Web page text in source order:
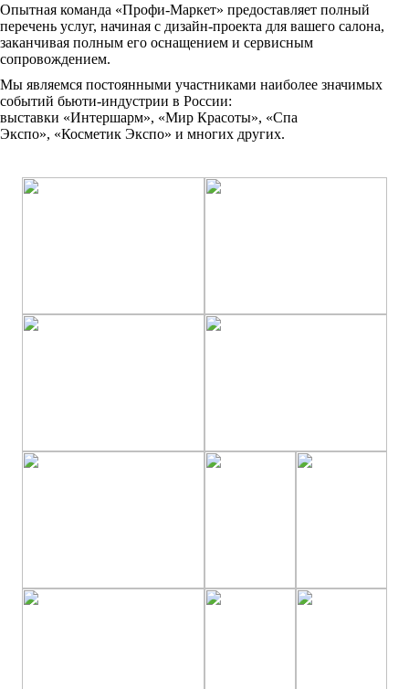
Опытная команда «Профи-Маркет» предоставляет полный
перечень услуг, начиная с дизайн-проекта для вашего салона,
заканчивая полным его оснащением и сервисным
сопровождением.
Мы являемся постоянными участниками наиболее значимых
событий бьюти-индустрии в России:
выставки «Интершарм», «Мир Красоты», «Спа
Экспо», «Косметик Экспо» и многих других.